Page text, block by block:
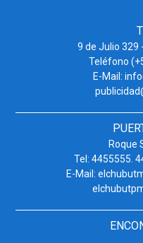
9 de Julio 329
Teléfono
E-Mail:
Roque
Tel: 4455555.
E-Mail: